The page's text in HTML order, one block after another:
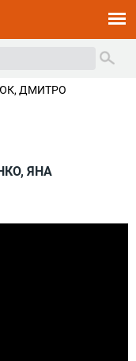
ДМИТРО
ЯНА